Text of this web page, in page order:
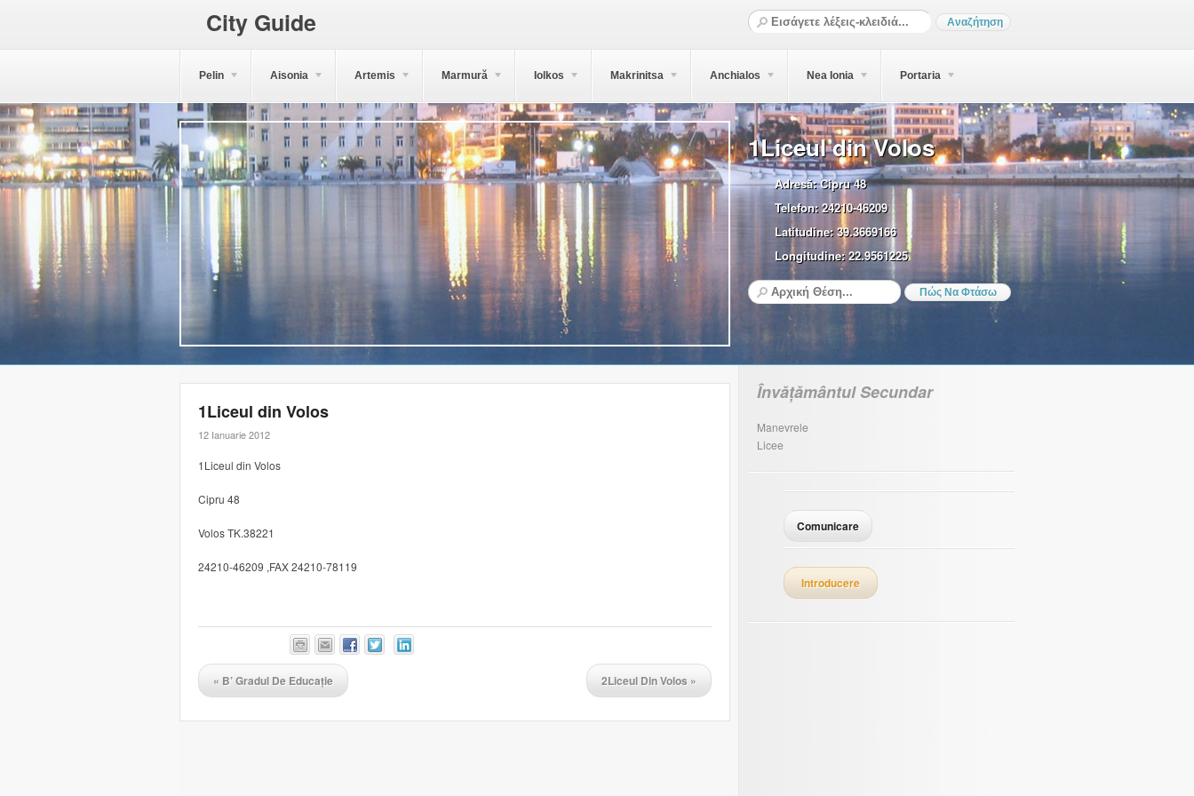
City Guide
Pelin Aisonia Artemis Marmură Iolkos Makrinitsa Anchialos Nea Ionia Portaria
1Liceul din Volos
Adresă:Cipru 48
Telefon:24210-46209
Latitudine:39.3669166
Longitudine:22.9561225
1Liceul din Volos
12 Ianuarie 2012
1Liceul din Volos
Cipru 48
Volos TK.38221
24210-46209 ,FAX 24210-78119
« B’ Gradul De Educație 2Liceul Din Volos »
Învățământul Secundar
Manevrele
Licee
Comunicare
Introducere